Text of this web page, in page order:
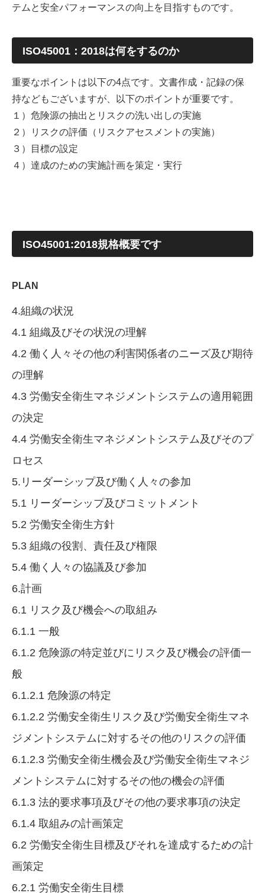
テムと安全パフォーマンスの向上を目指すものです。
ISO45001：2018は何をするのか
重要なポイントは以下の4点です。文書作成・記録の保
持などもございますが、以下のポイントが重要です。
１）危険源の抽出とリスクの洗い出しの実施
２）リスクの評価（リスクアセスメントの実施）
３）目標の設定
４）達成のための実施計画を策定・実行
ISO45001:2018規格概要です
PLAN
4.組織の状況
4.1 組織及びその状況の理解
4.2 働く人々その他の利害関係者のニーズ及び期待
の理解
4.3 労働安全衛生マネジメントシステムの適用範囲
の決定
4.4 労働安全衛生マネジメントシステム及びそのプ
ロセス
5.リーダーシップ及び働く人々の参加
5.1 リーダーシップ及びコミットメント
5.2 労働安全衛生方針
5.3 組織の役割、責任及び権限
5.4 働く人々の協議及び参加
6.計画
6.1 リスク及び機会への取組み
6.1.1 一般
6.1.2 危険源の特定並びにリスク及び機会の評価一
般
6.1.2.1 危険源の特定
6.1.2.2 労働安全衛生リスク及び労働安全衛生マネ
ジメントシステムに対するその他のリスクの評価
6.1.2.3 労働安全衛生機会及び労働安全衛生マネジ
メントシステムに対するその他の機会の評価
6.1.3 法的要求事項及びその他の要求事項の決定
6.1.4 取組みの計画策定
6.2 労働安全衛生目標及びそれを達成するための計
画策定
6.2.1 労働安全衛生目標